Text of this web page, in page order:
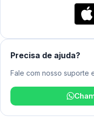
Precisa de ajuda?
Fale com nosso suporte